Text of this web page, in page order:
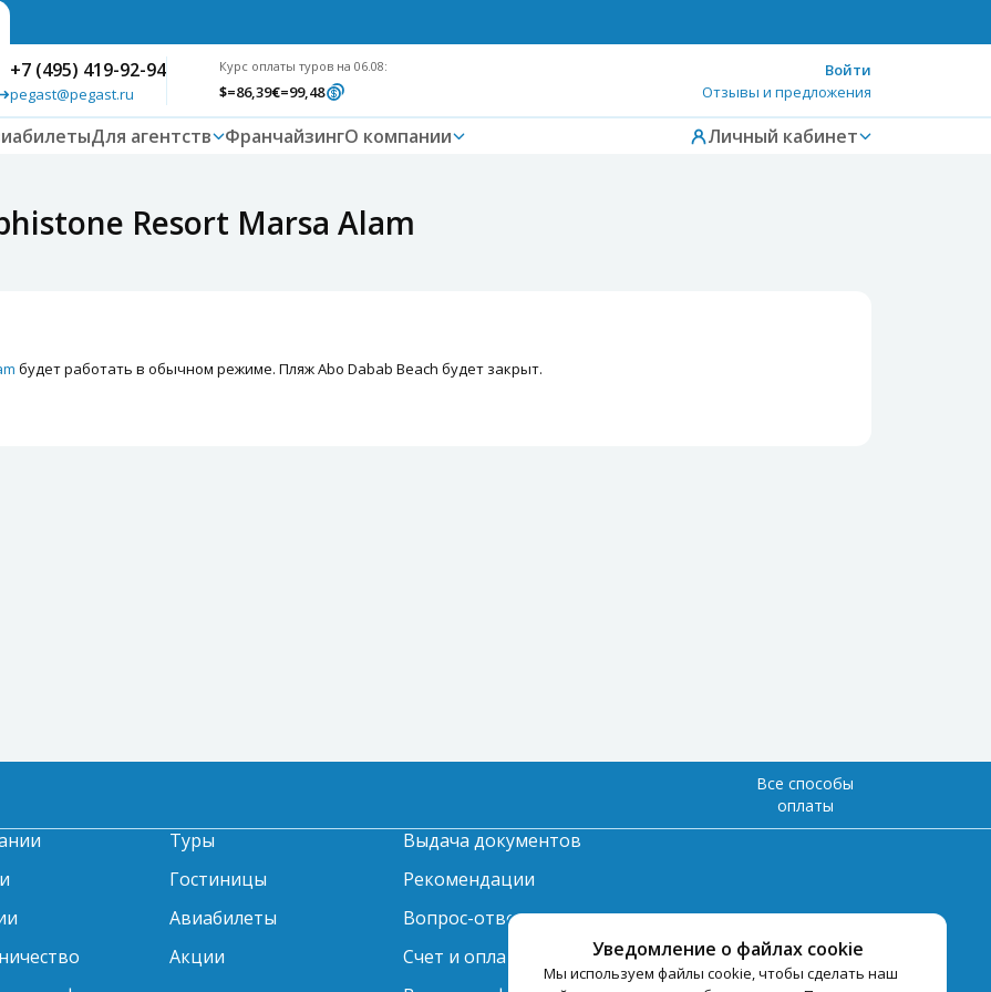
+7 (495) 419-92-94
pegast@pegast.ru
Курс оплаты туров на 06.08:
$=86,39€=99,48
Войти
Отзывы и предложения
Для агентств ФранчайзингО компании Личный кабинет
Resort Marsa Alam
будет работать в обычном режиме. Пляж Abo Dabab Beach будет закрыт.
Уведомление о файлах cookie
Мы используем файлы cookie, чтобы сделать наш
Все способы
оплаты
Туры
Гостиницы
Авиабилеты
Акции
Выдача документов
Рекомендации
Вопрос-ответ
Счет и оплата